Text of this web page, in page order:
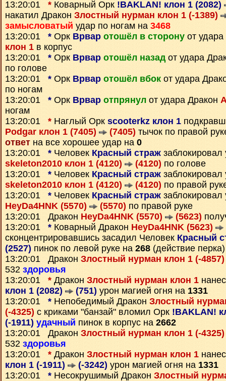
13:20:01 * Коварный Орк !BAKLAN! клон 1 (2082)
накатил Дракон Злостный нурман клон 1 (-1389)
замысловатый удар по ногам на 3468
13:20:01 * Орк Врвар отошёл в сторону от
клон 1 в корпус
13:20:01 * Орк Врвар отошёл назадот удара
по голове
13:20:01 * Орк Врвар отошёл вбок от удара
по ногам
13:20:01 * Орк Врвар отпрянул от удара Дракон
ногам
13:20:01 * Наглый Орк scooterkz клон 1
Podgar клон 1 (7405)
(7405) тычок по правой
ответ на все хорошее удар на 0
13:20:01 * Человек Красный страж заблокировал
skeleton2010 клон 1 (4120)
(4120) по голове
13:20:01 * Человек Красный страж заблокировал
skeleton2010 клон 1 (4120)
(4120) по правой
13:20:01 * Человек Красный страж заблокировал
HeyDa4HNK (5570)
(5570) по правой руке
13:20:01 Дракон HeyDa4HNK (5570) (5623)
13:20:01 * Коварный Дракон HeyDa4HNK (5623)
сконцентрировавшись засадил Человек Красный
(2527) пинок по левой руке на 268 (действие перка)
13:20:01 Дракон Злостный нурман клон 1 (-
532 здоровья
13:20:01 * Дракон Злостный нурман клон 1
клон 1 (2082)
(751) урон магией огня на 1331
13:20:01 * Непобедимый Дракон Злостный
(-4325) с криками "банзай" вломил Орк !BAKLAN!
(-1911) удачный пинок в корпус на 2662
13:20:01 Дракон Злостный нурман клон 1 (-
532 здоровья
13:20:01 * Дракон Злостный нурман клон 1
клон 1 (-1911)
(-3242) урон магией огня на 1331
13:20:01 * Несокрушимый Дракон Злостный